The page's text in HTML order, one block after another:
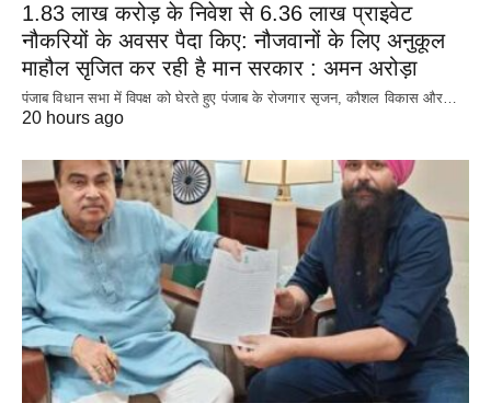
1.83 लाख करोड़ के निवेश से 6.36 लाख प्राइवेट
नौकरियों के अवसर पैदा किए: नौजवानों के लिए अनुकूल
माहौल सृजित कर रही है मान सरकार : अमन अरोड़ा
पंजाब विधान सभा में विपक्ष को घेरते हुए पंजाब के रोजगार सृजन, कौशल विकास और…
20 hours ago